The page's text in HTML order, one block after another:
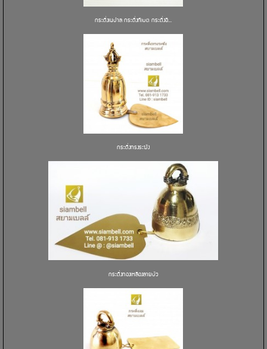
กระดิ่งเนปาล กระดิ่งทิเบต กระดิ่งอิ...
กระดิ่งทรงระฆัง
กระดิ่งทองเหลืองลายบัว